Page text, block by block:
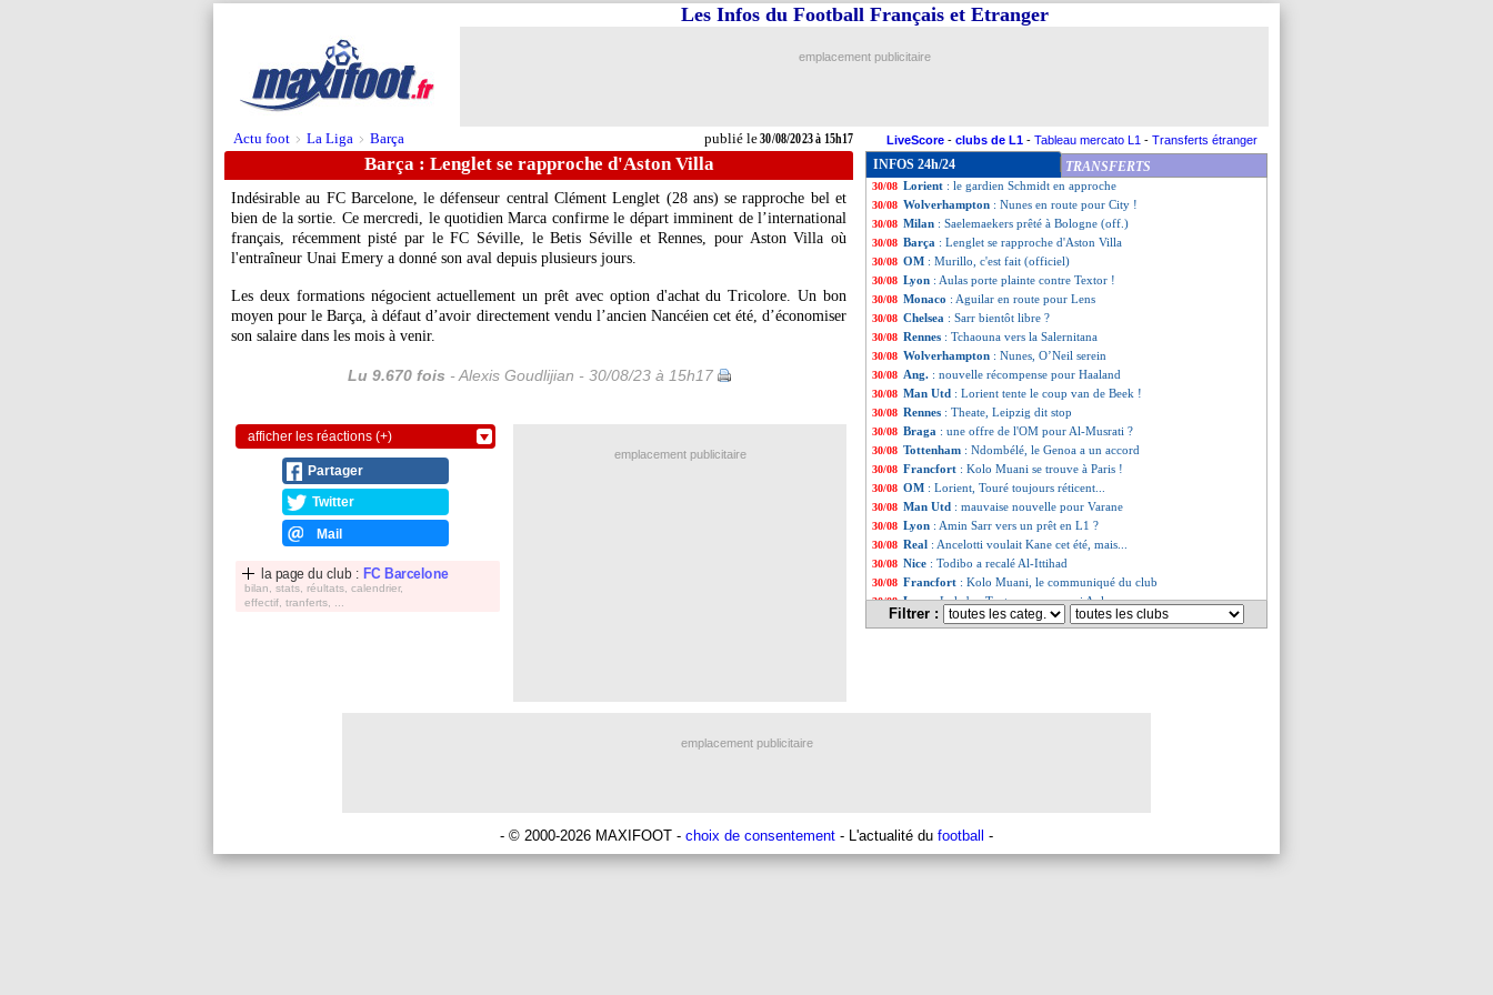
Actu foot > La Liga > Barça publié le30/08/2023 à 15h17
Les Infos du Football Français et Etranger
emplacement publicitaire
LiveScore - clubs de L1 - Tableau mercato L1 - Transferts étranger
Barça : Lenglet se rapproche d'Aston Villa
Indésirable au FC Barcelone, le défenseur central Clément Lenglet (28 ans) se rapproche bel et
bien de la sortie. Ce mercredi, le quotidien Marca confirme le départ imminent de l’international
français, récemment pisté par le FC Séville, le Betis Séville et Rennes, pour Aston Villa où
l'entraîneur Unai Emery a donné son aval depuis plusieurs jours.
Les deux formations négocient actuellement un prêt avec option d'achat du Tricolore. Un bon
moyen pour le Barça, à défaut d’avoir directement vendu l’ancien Nancéien cet été, d’économiser
son salaire dans les mois à venir.
Lu 9.670 fois - Alexis Goudlijian - 30/08/23 à 15h17
afficher les réactions (+)
Partager
Twitter
Mail
la page du club : FC Barcelone
bilan, stats, réultats, calendrier,
effectif, tranferts, ...
INFOS 24h/24 TRANSFERTS
30/08 Brentford: une folie de Chelsea pour Toney ?
30/08 PHOTO
30/08 Lyon: Amin Sarr va être prêté à Wolfsbourg
30/08 Tottenham : Dier proposé au Bayern
30/08 Lorient : le gardien Schmidt en approche
30/08 Wolverhampton : Nunes en route pour City !
30/08 Milan : Saelemaekers prêté à Bologne (off.)
30/08 Barça : Lenglet se rapproche d'Aston Villa
30/08 OM : Murillo, c'est fait (officiel)
30/08 Lyon : Aulas porte plainte contre Textor !
30/08 Monaco : Aguilar en route pour Lens
30/08 Chelsea : Sarr bientôt libre ?
30/08 Rennes : Tchaouna vers la Salernitana
30/08 Wolverhampton : Nunes, O’Neil serein
30/08 Ang. : nouvelle récompense pour Haaland
30/08 Man Utd : Lorient tente le coup van de Beek !
30/08 Rennes : Theate, Leipzig dit stop
30/08 Braga : une offre de l'OM pour Al-Musrati ?
30/08 Tottenham : Ndombélé, le Genoa a un accord
30/08 Francfort : Kolo Muani se trouve à Paris !
30/08 OM : Lorient, Touré toujours réticent...
30/08 Man Utd : mauvaise nouvelle pour Varane
30/08 Lyon : Amin Sarr vers un prêt en L1 ?
30/08 Real : Ancelotti voulait Kane cet été, mais...
30/08 Nice : Todibo a recalé Al-Ittihad
30/08 Francfort : Kolo Muani, le communiqué du club
30/08 Lyon: Lukeba, Textor accuse aussi Aulas
30/08 Atletico : Félix, le Barça en action
30/08 Lyon : la DNCG, Textor charge Aulas !
Liste des brèves du lun. 28 août 2023
Filtrer :
emplacement publicitaire
emplacement publicitaire
- © 2000-2026 MAXIFOOT - choix de consentement - L'actualité du football -